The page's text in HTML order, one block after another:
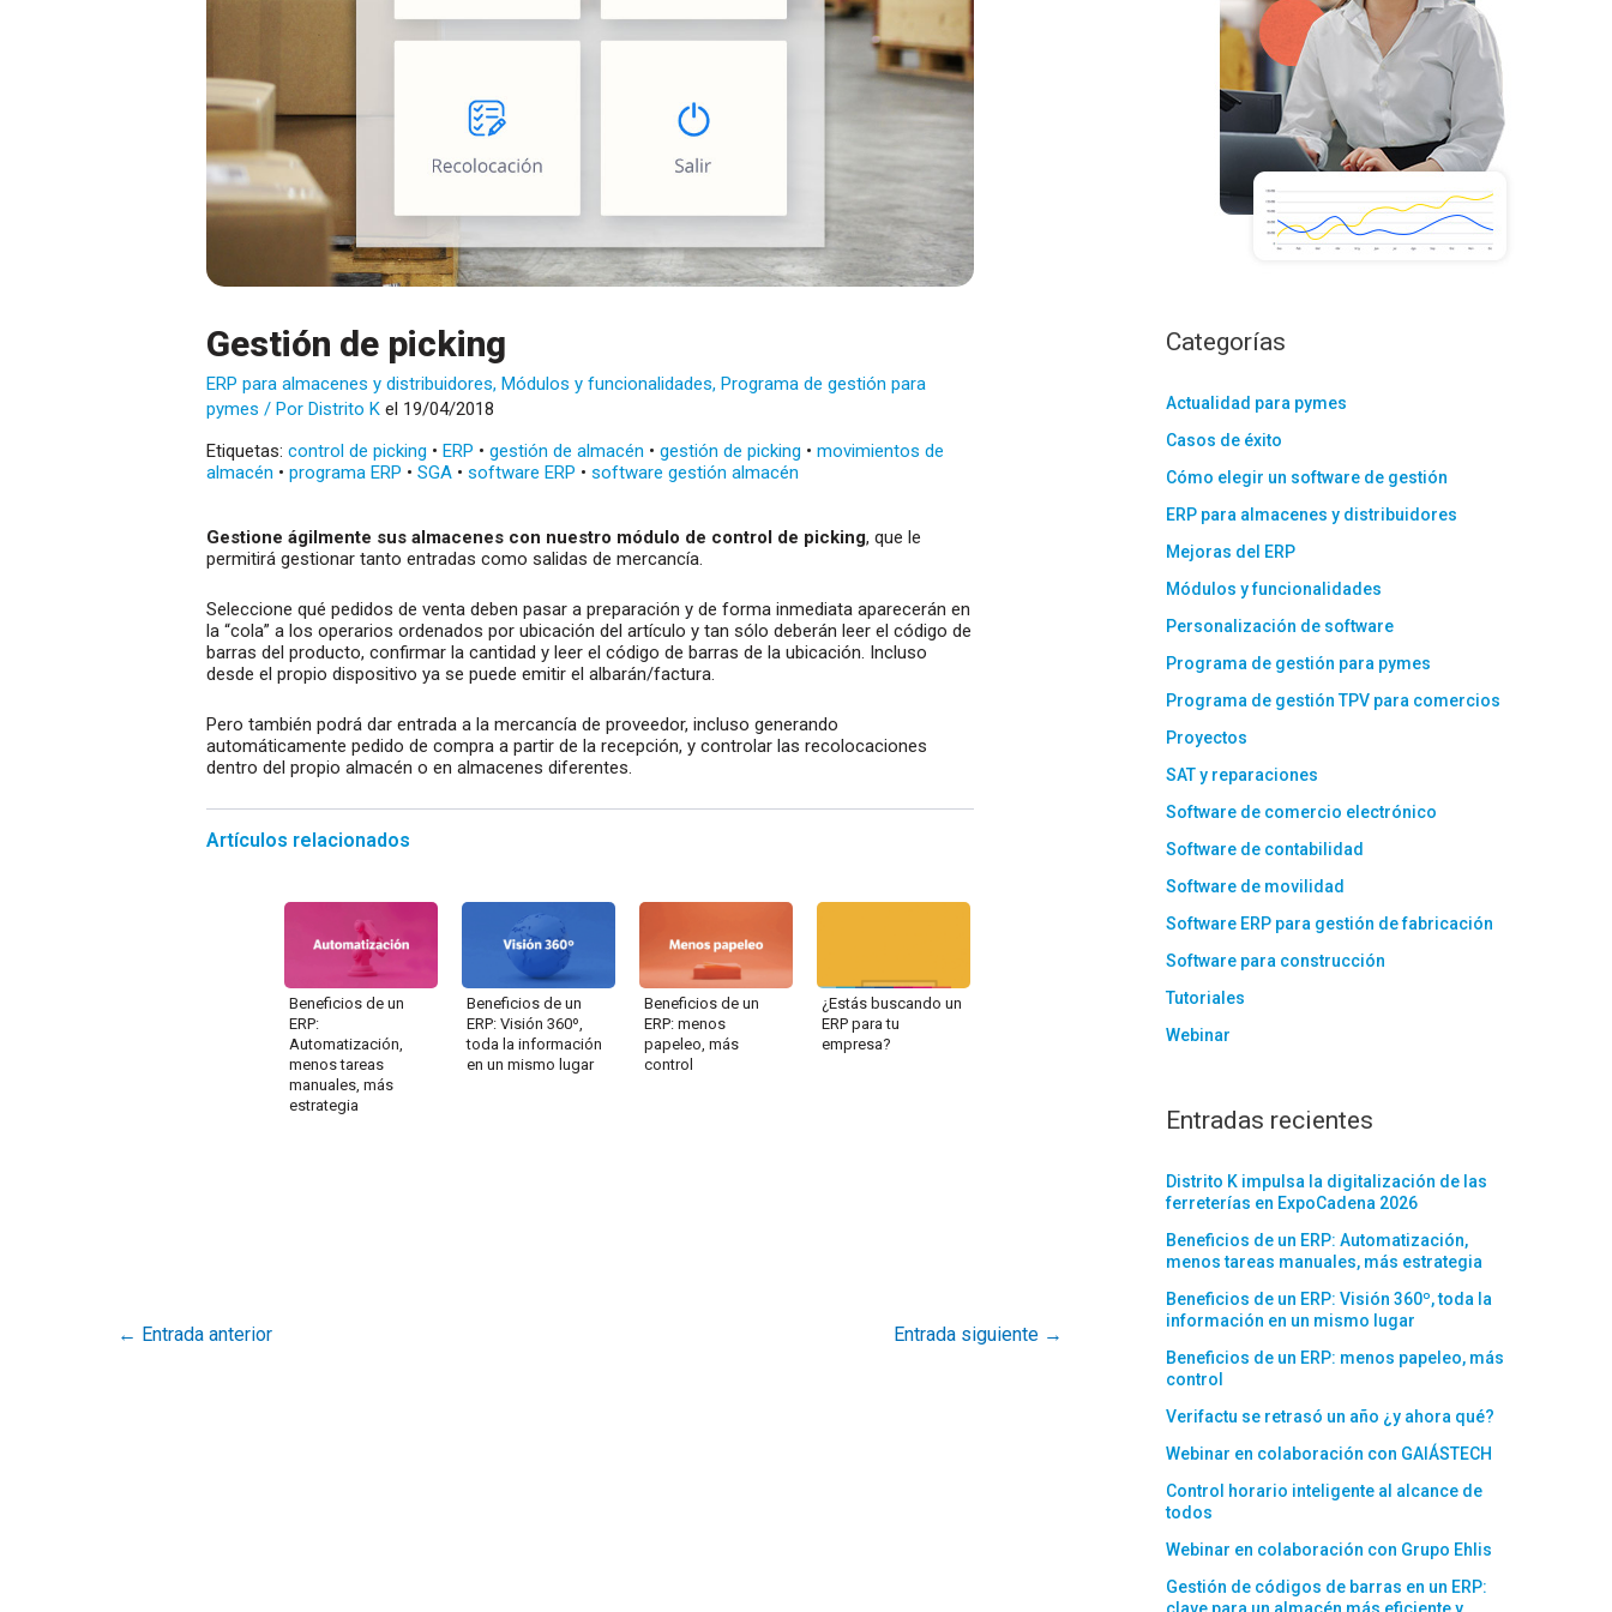
Gestión de picking
ERP para almacenes y distribuidores,Módulos y funcionalidades,Programa de gestión para
pymes / PorDistrito K el 19/04/2018
Etiquetas:control de picking •ERP •gestión de almacén •gestión de picking •movimientos de
almacén •programa ERP •SGA •software ERP •software gestión almacén
Gestione ágilmente sus almacenes con nuestro módulo de control de picking, que le
permitirá gestionar tanto entradas como salidas de mercancía.
Seleccione qué pedidos de venta deben pasar a preparación y de forma inmediata aparecerán en
la “cola” a los operarios ordenados por ubicación del artículo y tan sólo deberán leer el código de
barras del producto, confirmar la cantidad y leer el código de barras de la ubicación. Incluso
desde el propio dispositivo ya se puede emitir el albarán/factura.
Pero también podrá dar entrada a la mercancía de proveedor, incluso generando
automáticamente pedido de compra a partir de la recepción, y controlar las recolocaciones
dentro del propio almacén o en almacenes diferentes.
Artículos relacionados
Beneficios de un
ERP:
Automatización,
menos tareas
manuales, más
estrategia
Beneficios de un
ERP: Visión 360º,
toda la información
en un mismo lugar
Beneficios de un
ERP: menos
papeleo, más
control
¿Estás buscando un
ERP para tu
empresa?
← Entrada anterior Entrada siguiente →
Categorías
Actualidad para pymes
Casos de éxito
Cómo elegir un software de gestión
ERP para almacenes y distribuidores
Mejoras del ERP
Módulos y funcionalidades
Personalización de software
Programa de gestión para pymes
Programa de gestión TPV para comercios
Proyectos
SAT y reparaciones
Software de comercio electrónico
Software de contabilidad
Software de movilidad
Software ERP para gestión de fabricación
Software para construcción
Tutoriales
Webinar
Entradas recientes
Distrito K impulsa la digitalización de las
ferreterías en ExpoCadena 2026
Beneficios de un ERP: Automatización,
menos tareas manuales, más estrategia
Beneficios de un ERP: Visión 360º, toda la
información en un mismo lugar
Beneficios de un ERP: menos papeleo, más
control
Verifactu se retrasó un año ¿y ahora qué?
Webinar en colaboración con GAIÁSTECH
Control horario inteligente al alcance de
todos
Webinar en colaboración con Grupo Ehlis
Gestión de códigos de barras en un ERP: